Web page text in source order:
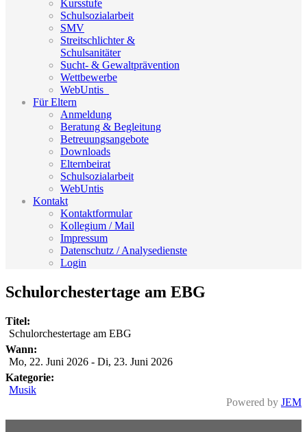
Kursstufe
Schulsozialarbeit
SMV
Streitschlichter &
Schulsanitäter
Sucht- & Gewaltprävention
Wettbewerbe
WebUntis_
Für Eltern
Anmeldung
Beratung & Begleitung
Betreuungsangebote
Downloads
Elternbeirat
Schulsozialarbeit
WebUntis
Kontakt
Kontaktformular
Kollegium / Mail
Impressum
Datenschutz / Analysedienste
Login
Schulorchestertage am EBG
Titel:
Schulorchestertage am EBG
Wann:
Mo, 22. Juni 2026 - Di, 23. Juni 2026
Kategorie:
Musik
Powered by JEM